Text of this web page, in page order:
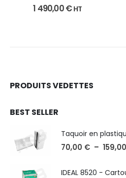
1 490,00€ HT
PRODUITS VEDETTES
BEST SELLER
Taquoir en
70,00 € – 159,00
IDEAL 8520 -